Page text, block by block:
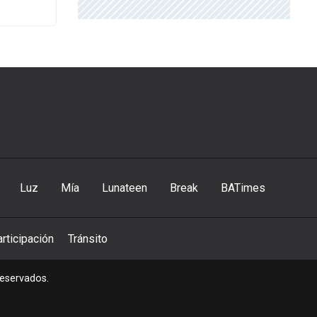
Luz Mía Lunateen Break BATimes
Tránsito